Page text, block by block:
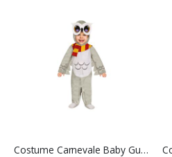
Costume Carnevale Baby Gufo 12/18 Mesi - Guirca